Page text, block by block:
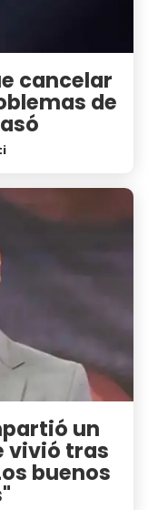
cancelar
de
un
vivió tras
buenos